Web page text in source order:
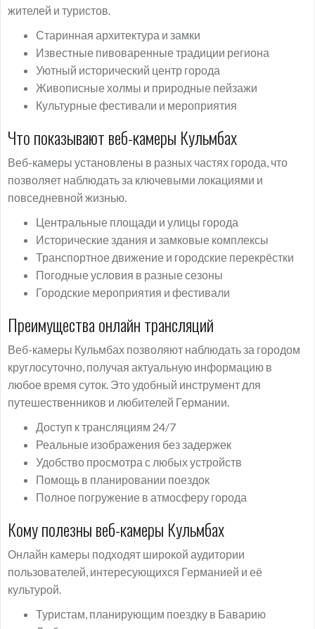
жителей и туристов.
Старинная архитектура и замки
Известные пивоваренные традиции региона
Уютный исторический центр города
Живописные холмы и природные пейзажи
Культурные фестивали и мероприятия
Что показывают веб-камеры Кульмбах
Веб-камеры установлены в разных частях города, что
позволяет наблюдать за ключевыми локациями и
повседневной жизнью.
Центральные площади и улицы города
Исторические здания и замковые комплексы
Транспортное движение и городские перекрёстки
Погодные условия в разные сезоны
Городские мероприятия и фестивали
Преимущества онлайн трансляций
Веб-камеры Кульмбах позволяют наблюдать за городом
круглосуточно, получая актуальную информацию в
любое время суток. Это удобный инструмент для
путешественников и любителей Германии.
Доступ к трансляциям 24/7
Реальные изображения без задержек
Удобство просмотра с любых устройств
Помощь в планировании поездок
Полное погружение в атмосферу города
Кому полезны веб-камеры Кульмбах
Онлайн камеры подходят широкой аудитории
пользователей, интересующихся Германией и её
культурой.
Туристам, планирующим поездку в Баварию